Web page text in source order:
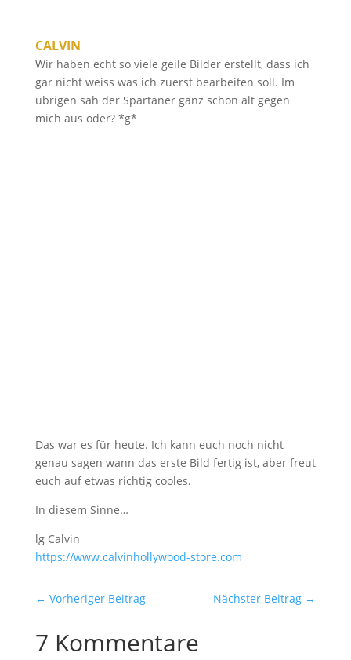
CALVIN
Wir haben echt so viele geile Bilder erstellt, dass ich
gar nicht weiss was ich zuerst bearbeiten soll. Im
übrigen sah der Spartaner ganz schön alt gegen
mich aus oder? *g*
Das war es für heute. Ich kann euch noch nicht
genau sagen wann das erste Bild fertig ist, aber freut
euch auf etwas richtig cooles.
In diesem Sinne…
lg Calvin
https://​www.calvinhollywood-store.com
← Vorheriger Beitrag Nächster Beitrag →
7 Kommentare